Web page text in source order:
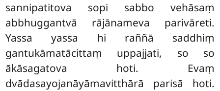
sannipatitova sopi sabbo vehāsaṃ
abbhuggantvā rājānameva parivāreti.
Yassa yassa hi raññā saddhiṃ
gantukāmatācittaṃ uppajjati, so so
ākāsagatova hoti. Evaṃ
dvādasayojanāyāmavitthārā parisā hoti.